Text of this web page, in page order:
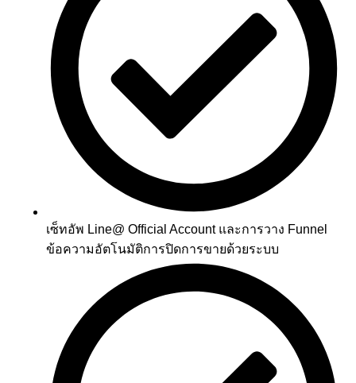
เซ็ทอัพ Line@ Official Account และการวาง Funnel
ข้อความอัตโนมัติการปิดการขายด้วยระบบ